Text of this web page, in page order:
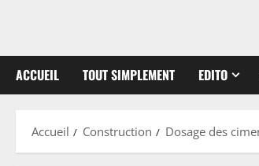
ACCUEIL TOUT SIMPLEMENT EDITO
Accueil Construction Dosage des